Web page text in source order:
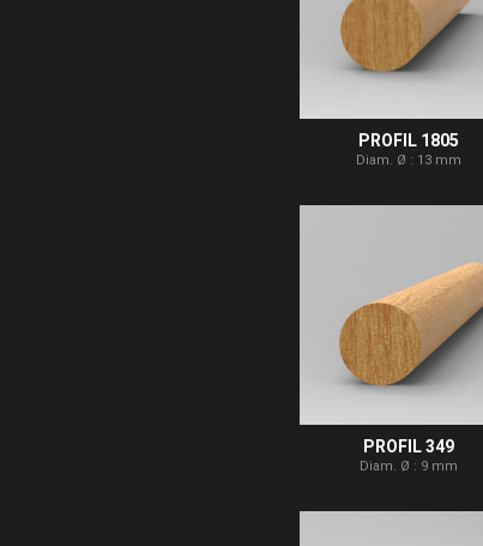
PROFIL 1805
Diam. Ø : 13 mm
PROFIL 349
Diam. Ø : 9 mm